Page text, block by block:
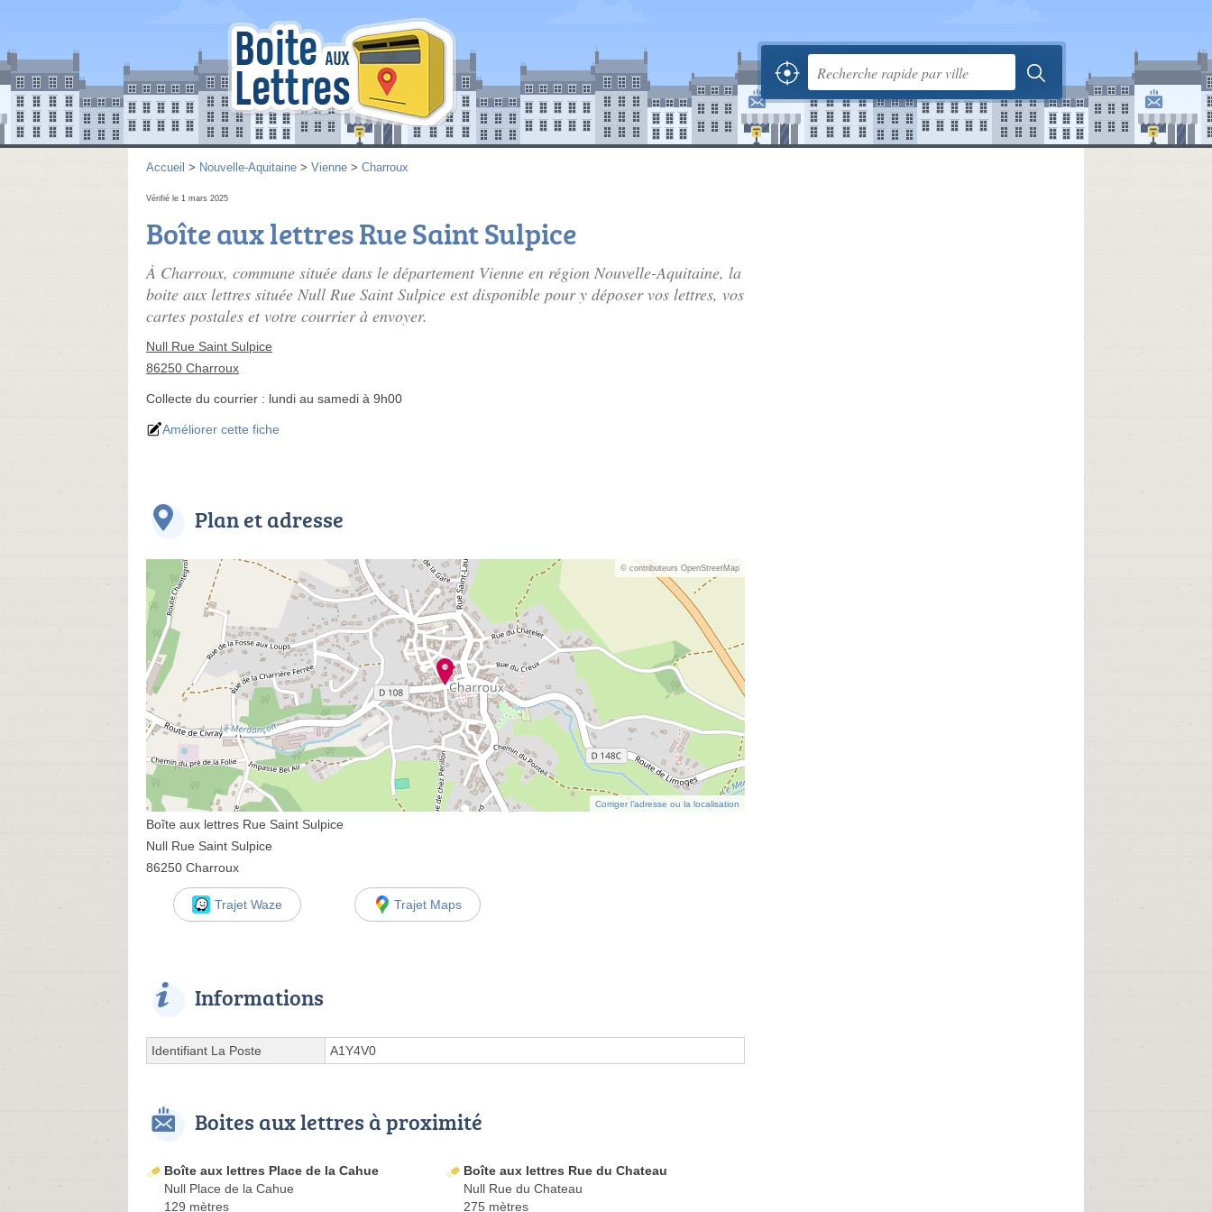
Accueil > Nouvelle-Aquitaine > Vienne > Charroux
Vérifié le 1 mars 2025
Boîte aux lettres Rue Saint Sulpice
À Charroux, commune située dans le département Vienne en région Nouvelle-Aquitaine, la
boite aux lettres située Null Rue Saint Sulpice est disponible pour y déposer vos lettres, vos
cartes postales et votre courrier à envoyer.
Null Rue Saint Sulpice
86250 Charroux
Collecte du courrier : lundi au samedi à 9h00
Améliorer cette fiche
Plan et adresse
© contributeurs OpenStreetMap
Corriger l’adresse ou la localisation
Boîte aux lettres Rue Saint Sulpice
Null Rue Saint Sulpice
86250 Charroux
Trajet Waze Trajet Maps
Informations
Identifiant La Poste A1Y4V0
Boites aux lettres à proximité
Boîte aux lettres Place de la Cahue
Null Place de la Cahue
129 mètres
Boîte aux lettres Rue du Chateau
Null Rue du Chateau
275 mètres